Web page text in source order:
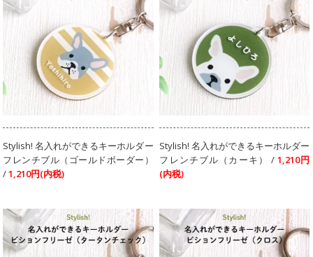
Stylish! 名入れができるキーホルダー
フレンチブル（ゴールドボーダー）
/1,210円(内税)
Stylish! 名入れができるキーホルダー
フレンチブル（カーキ） /1,210円
(内税)